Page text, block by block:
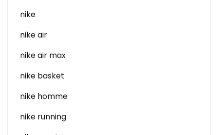
nike
nike air
nike air max
nike basket
nike homme
nike running